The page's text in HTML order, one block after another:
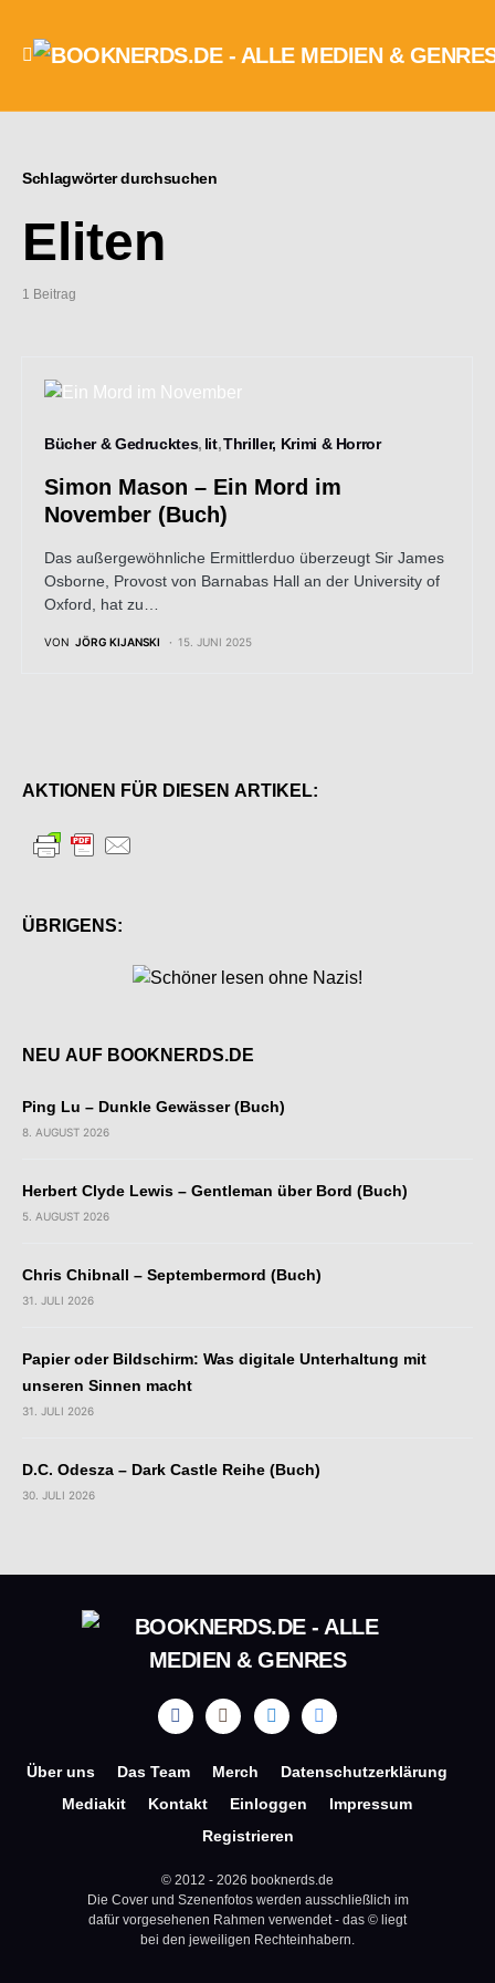
Schlagwörter durchsuchen
Eliten
1 Beitrag
Bücher & Gedrucktes lit Thriller, Krimi & Horror
Simon Mason – Ein Mord im
November (Buch)
Das außergewöhnliche Ermittlerduo überzeugt Sir James
Osborne, Provost von Barnabas Hall an der University of
Oxford, hat zu…
VON JÖRG KIJANSKI 15. JUNI 2025
AKTIONEN FÜR DIESEN ARTIKEL:
ÜBRIGENS:
NEU AUF BOOKNERDS.DE
Ping Lu – Dunkle Gewässer (Buch)
8. AUGUST 2026
Herbert Clyde Lewis – Gentleman über Bord (Buch)
5. AUGUST 2026
Chris Chibnall – Septembermord (Buch)
31. JULI 2026
Papier oder Bildschirm: Was digitale Unterhaltung mit
unseren Sinnen macht
31. JULI 2026
D.C. Odesza – Dark Castle Reihe (Buch)
30. JULI 2026
Über uns Das Team Merch
Datenschutzerklärung
Mediakit
Kontakt Einloggen
Impressum
Registrieren
© 2012 - 2026 booknerds.de
Die Cover und Szenenfotos werden ausschließlich im
dafür vorgesehenen Rahmen verwendet - das © liegt
bei den jeweiligen Rechteinhabern.